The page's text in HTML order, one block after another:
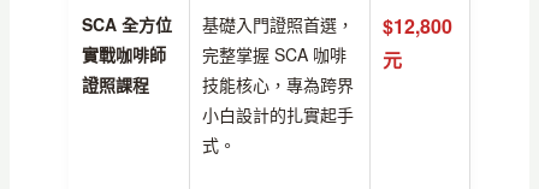
SCA 全方位
實戰咖啡師
證照課程
基礎入門證照首選，
完整掌握 SCA 咖啡
技能核心，專為跨界
小白設計的扎實起手
式。
$12,800
元